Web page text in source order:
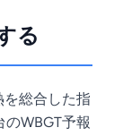
る
総合した指
WBGT予報